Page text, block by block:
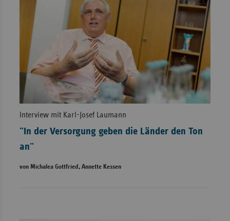
Interview mit Karl-Josef Laumann
"In der Versorgung geben die Länder den Ton
an"
von Michalea Gottfried, Annette Kessen